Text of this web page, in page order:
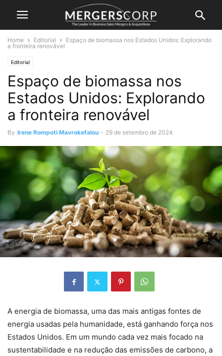
Home Editorial
Espaço de biomassa nos Estados Unidos: Explorando
a fronteira renovável
Editorial
Espaço de biomassa nos
Estados Unidos: Explorando
a fronteira renovável
By Irene Rompoti Mavrokefalou - 29 de setembro de 2024
A energia de biomassa, uma das mais antigas fontes de
energia usadas pela humanidade, está ganhando força nos
Estados Unidos. Em um mundo cada vez mais focado na
sustentabilidade e na redução das emissões de carbono, a